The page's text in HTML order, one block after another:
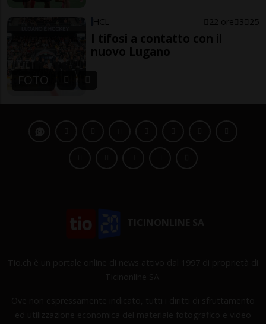
FOTO
HCL 22 ore 3 25
I tifosi a contatto con il
nuovo Lugano